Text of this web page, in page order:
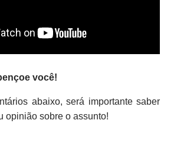
você!
abaixo, será importante saber
opinião sobre o assunto!